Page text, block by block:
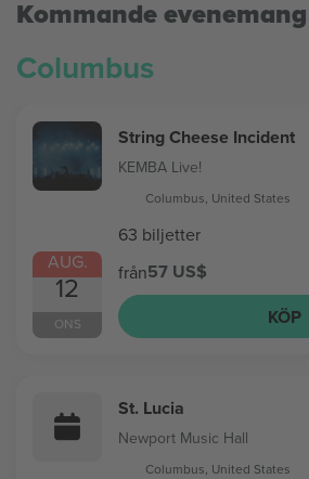
Kommande
Columbus
AUG.
12
ONS
String Cheese Incident
KEMBA Live!
Columbus, United States
63 biljetter
från57 US$
KÖP
St. Lucia
Newport Music Hall
Columbus, United States